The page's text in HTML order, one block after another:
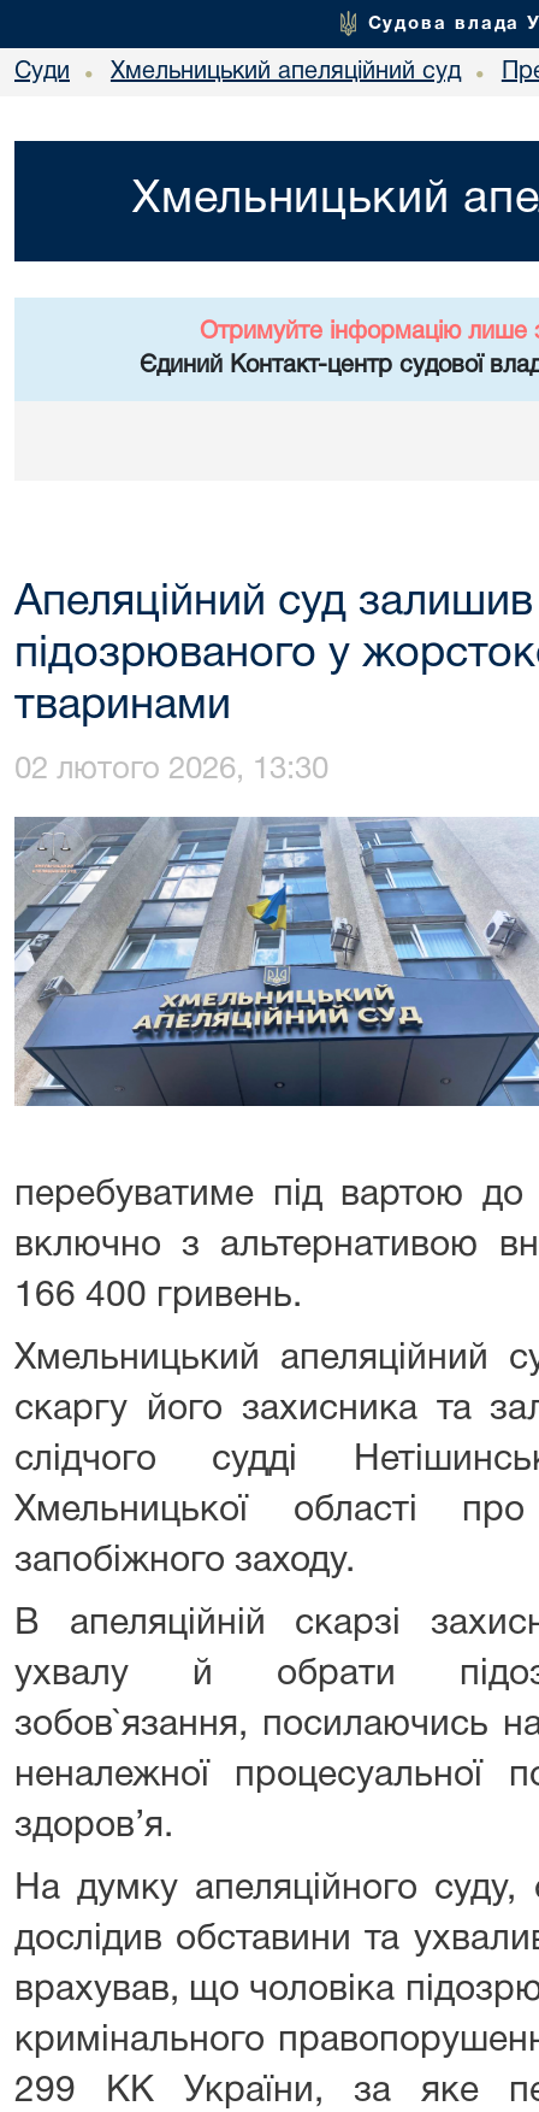
Судова влада
Суди • Хмельницький апеляційний суд •
Хмельницький
Отримуйте інформацію лише
Єдиний Контакт-центр судової
Апеляційний суд
підозрюваного у
тваринами
02 лютого 2026, 13:30
перебуватиме під вартою
включно з альтернативою
166 400 гривень.
Хмельницький апеляційний
скаргу його захисника та
слідчого судді
Хмельницької області
запобіжного заходу.
В апеляційній скарзі
ухвалу й обрати
зобов`язання, посилаючись
неналежної процесуальної
здоров’я.
На думку апеляційного суду,
дослідив обставини та
врахував, що чоловіка
кримінального
299 КК України, за яке